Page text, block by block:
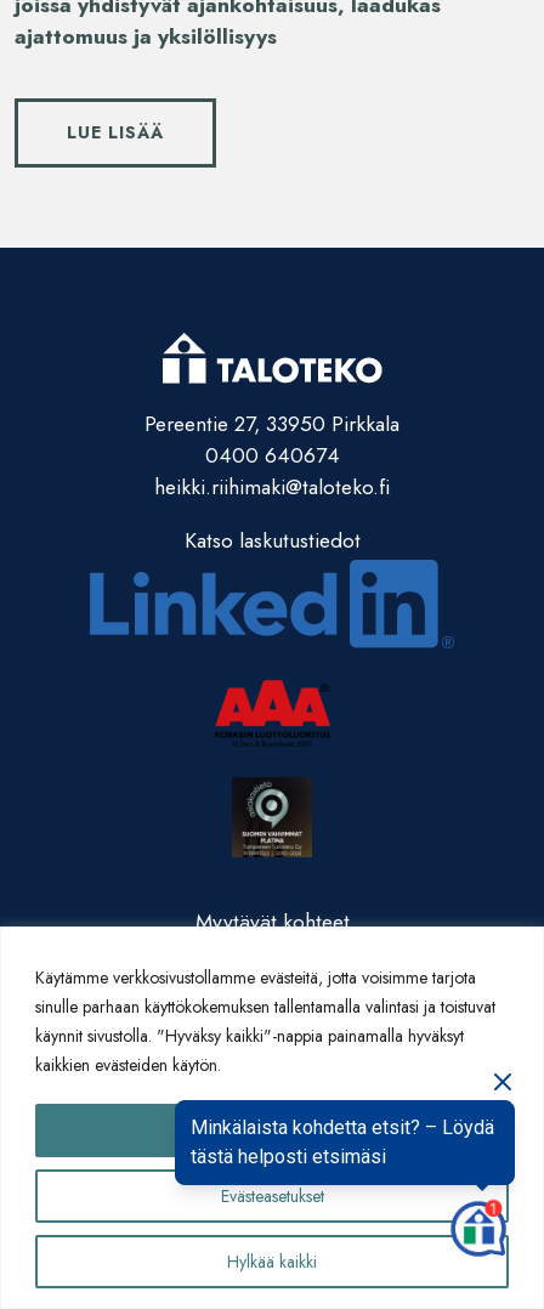
Käytämme verkkosivustollamme evästeitä, jotta voisimme tarjota
sinulle parhaan käyttökokemuksen tallentamalla valintasi ja toistuvat
käynnit sivustolla. "Hyväksy kaikki"-nappia painamalla hyväksyt
kaikkien evästeiden käytön.
Evästeasetukset
Hylkää kaikki
Hyväksy kaikki
Minkälaista kohdetta etsit? – Löydä
tästä helposti etsimäsi
Yhteydenottolomake
ajattomuus ja yksilöllisyys
LUE LISÄÄ
Pereentie 27, 33950 Pirkkala
0400 640674
heikki.riihimaki@taloteko.fi
Katso laskutustiedot
Myytävät kohteet
Yritysesittely
Yhteystiedot
Artikkelit
Tietosuojaseloste